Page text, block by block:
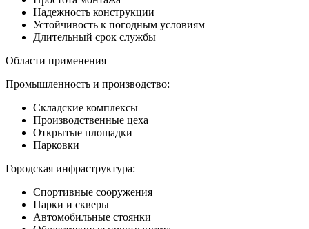
Надежность конструкции
Устойчивость к погодным условиям
Длительный срок службы
Области применения
Промышленность и производство:
Складские комплексы
Производственные цеха
Открытые площадки
Парковки
Городская инфраструктура:
Спортивные сооружения
Парки и скверы
Автомобильные стоянки